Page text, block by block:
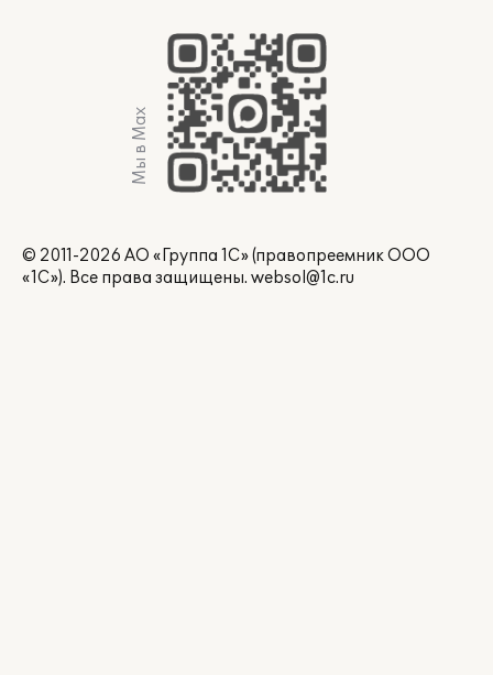
Мы в Max
© 2011-2026 АО «Группа 1С» (правопреемник ООО
«1С»). Все права защищены. websol@1c.ru